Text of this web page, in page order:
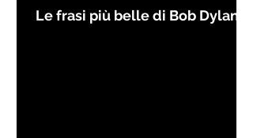
Le frasi più belle di Bob Dylan